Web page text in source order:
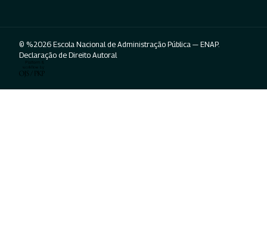
© %2026 Escola Nacional de Administração Pública — ENAP.
Declaração de Direito Autoral